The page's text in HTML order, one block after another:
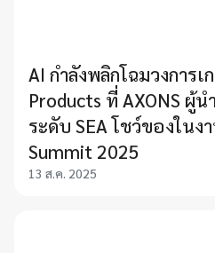
AI กำลังพลิกโฉมวงการ
Products ที่ AXONS ผู้น
ระดับ SEA โชว์ของในง
Summit 2025
13 ส.ค. 2025